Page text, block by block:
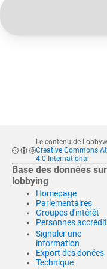
Le contenu de
Creative Commons
4.0 International .
Base des données
lobbying
Homepage
Parlementaires
Groupes d'intérêt
Personnes
Signaler une
information
Export des donées
Technique